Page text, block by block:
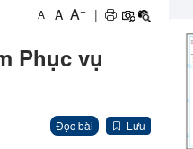
A- A A+ |
Phục vụ
Đọc bài Lưu